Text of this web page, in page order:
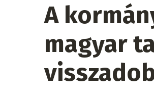
A
magyar